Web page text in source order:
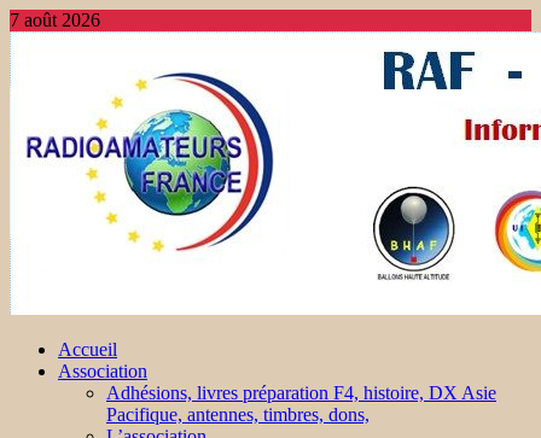
7 août 2026
Accueil
Association
Adhésions, livres préparation F4, histoire, DX Asie
Pacifique, antennes, timbres, dons,